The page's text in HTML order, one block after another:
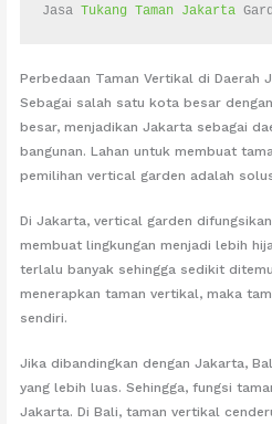
Jasa Tukang Taman Jakarta
Perbedaan Taman Vertikal di Daerah
Sebagai salah satu kota besar
besar, menjadikan Jakarta sebagai
bangunan. Lahan untuk membuat
pemilihan vertical garden adalah
Di Jakarta, vertical garden
membuat lingkungan menjadi lebih
terlalu banyak sehingga sedikit
menerapkan taman vertikal, maka
sendiri.
Jika dibandingkan dengan Jakarta,
yang lebih luas. Sehingga, fungsi
Jakarta. Di Bali, taman vertikal